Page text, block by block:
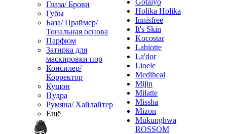
Глаза/ Брови
Губы
База/ Праймер/
Тональная основа
Парфюм
Затирка для
маскировки пор
Консилер/
Корректор
Кушон
Пудра
Румяна/ Хайлайтер
Ещё
Gotaiyo
Holika Holika
Innisfree
It's Skin
Kocostar
Labiotte
La'dor
Lioele
Mediheal
Mijin
Milatte
Missha
Mizon
Mukunghwa
ROSSOM